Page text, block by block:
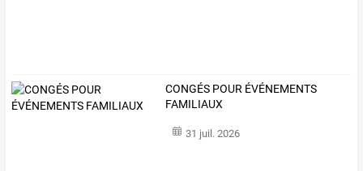
CONGÉS POUR ÉVÉNEMENTS
FAMILIAUX
31 juil. 2026